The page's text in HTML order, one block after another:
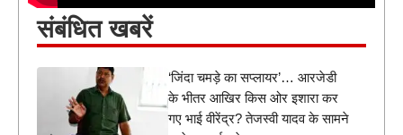
संबंधित खबरें
‘जिंदा चमड़े का सप्लायर’… आरजेडी
के भीतर आखिर किस ओर इशारा कर
गए भाई वीरेंद्र? तेजस्वी यादव के सामने